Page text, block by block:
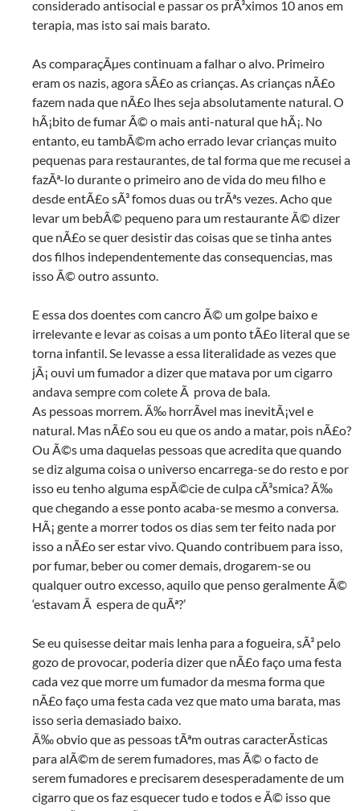
considerado antisocial e passar os prÃ³ximos 10 anos em
terapia, mas isto sai mais barato.
As comparaçÃµes continuam a falhar o alvo. Primeiro
eram os nazis, agora sÃ£o as crianças. As crianças nÃ£o
fazem nada que nÃ£o lhes seja absolutamente natural. O
hÃ¡bito de fumar Ã© o mais anti-natural que hÃ¡. No
entanto, eu tambÃ©m acho errado levar crianças muito
pequenas para restaurantes, de tal forma que me recusei a
fazÃª-lo durante o primeiro ano de vida do meu filho e
desde entÃ£o sÃ³ fomos duas ou trÃªs vezes. Acho que
levar um bebÃ© pequeno para um restaurante Ã© dizer
que nÃ£o se quer desistir das coisas que se tinha antes
dos filhos independentemente das consequencias, mas
isso Ã© outro assunto.
E essa dos doentes com cancro Ã© um golpe baixo e
irrelevante e levar as coisas a um ponto tÃ£o literal que se
torna infantil. Se levasse a essa literalidade as vezes que
jÃ¡ ouvi um fumador a dizer que matava por um cigarro
andava sempre com colete Ã prova de bala.
As pessoas morrem. Ã‰ horrÃ­vel mas inevitÃ¡vel e
natural. Mas nÃ£o sou eu que os ando a matar, pois nÃ£o?
Ou Ã©s uma daquelas pessoas que acredita que quando
se diz alguma coisa o universo encarrega-se do resto e por
isso eu tenho alguma espÃ©cie de culpa cÃ³smica? Ã‰
que chegando a esse ponto acaba-se mesmo a conversa.
HÃ¡ gente a morrer todos os dias sem ter feito nada por
isso a nÃ£o ser estar vivo. Quando contribuem para isso,
por fumar, beber ou comer demais, drogarem-se ou
qualquer outro excesso, aquilo que penso geralmente Ã©
‘estavam Ã espera de quÃª?’
Se eu quisesse deitar mais lenha para a fogueira, sÃ³ pelo
gozo de provocar, poderia dizer que nÃ£o faço uma festa
cada vez que morre um fumador da mesma forma que
nÃ£o faço uma festa cada vez que mato uma barata, mas
isso seria demasiado baixo.
Ã‰ obvio que as pessoas tÃªm outras caracterÃ­sticas
para alÃ©m de serem fumadores, mas Ã© o facto de
serem fumadores e precisarem desesperadamente de um
cigarro que os faz esquecer tudo e todos e Ã© isso que